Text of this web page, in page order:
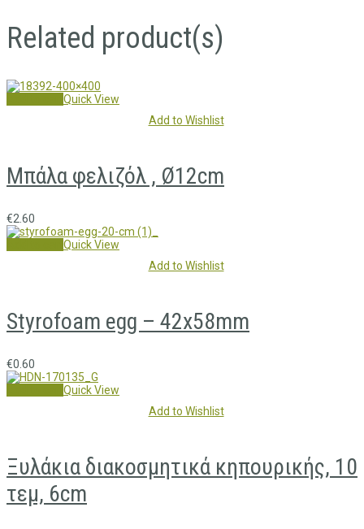
Related product(s)
Quick View
Add to Wishlist
Μπάλα φελιζόλ , Ø12cm
€2.60
Quick View
Add to Wishlist
Styrofoam egg – 42x58mm
€0.60
Quick View
Add to Wishlist
Ξυλάκια διακοσμητικά κηπουρικής, 10
τεμ, 6cm